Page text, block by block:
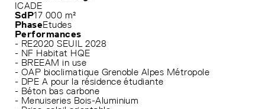
ICADE
SdP17 000 m²
PhaseEtudes
Performances
- RE2020 SEUIL 2028
- NF Habitat HQE
- BREEAM in use
- OAP bioclimatique Grenoble Alpes Métropole
- DPE A pour la résidence étudiante
- Béton bas carbone
- Menuiseries Bois-Aluminium